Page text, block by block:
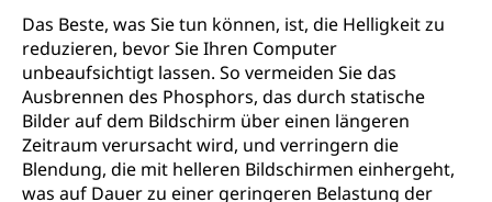
Das Beste, was Sie tun können, ist, die Helligkeit zu
reduzieren, bevor Sie Ihren Computer
unbeaufsichtigt lassen. So vermeiden Sie das
Ausbrennen des Phosphors, das durch statische
Bilder auf dem Bildschirm über einen längeren
Zeitraum verursacht wird, und verringern die
Blendung, die mit helleren Bildschirmen einhergeht,
was auf Dauer zu einer geringeren Belastung der